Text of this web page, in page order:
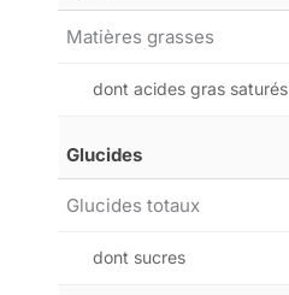
Matières grasses
dont acides gras saturés
Glucides
Glucides totaux
dont sucres